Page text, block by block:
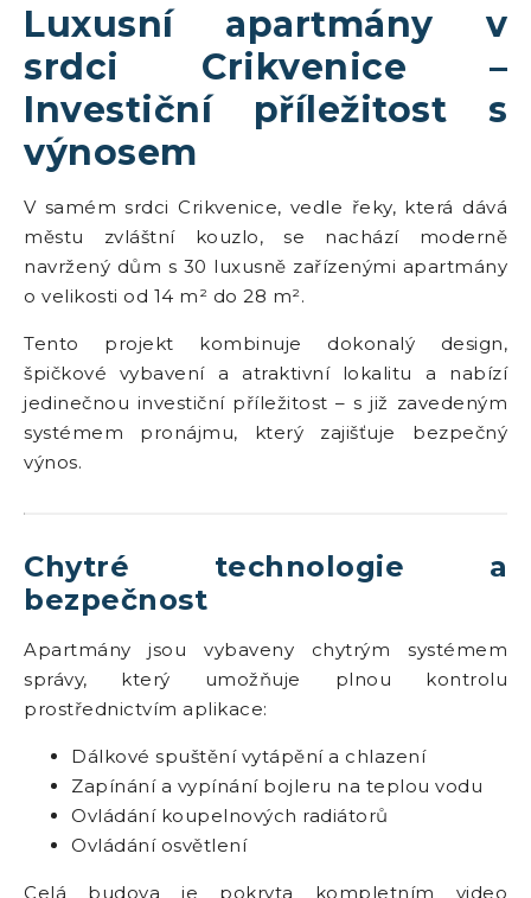
Luxusní apartmány v
srdci Crikvenice –
Investiční příležitost s
výnosem
V samém srdci Crikvenice, vedle řeky, která dává
městu zvláštní kouzlo, se nachází moderně
navržený dům s 30 luxusně zařízenými apartmány
o velikosti od 14 m² do 28 m².
Tento projekt kombinuje dokonalý design,
špičkové vybavení a atraktivní lokalitu a nabízí
jedinečnou investiční příležitost – s již zavedeným
systémem pronájmu, který zajišťuje bezpečný
výnos.
Chytré technologie a
bezpečnost
Apartmány jsou vybaveny chytrým systémem
správy, který umožňuje plnou kontrolu
prostřednictvím aplikace:
Dálkové spuštění vytápění a chlazení
Zapínání a vypínání bojleru na teplou vodu
Ovládání koupelnových radiátorů
Ovládání osvětlení
Celá budova je pokryta kompletním video